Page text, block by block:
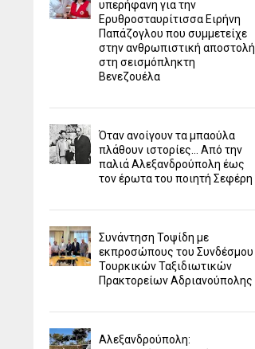
υπερήφανη για την
Ερυθροσταυρίτισσα Ειρήνη
Παπάζογλου που συμμετείχε
στην ανθρωπιστική αποστολή
στη σεισμόπληκτη
Βενεζουέλα
Όταν ανοίγουν τα μπαούλα
πλάθουν ιστορίες... Από την
παλιά Αλεξανδρούπολη έως
τον έρωτα του ποιητή Σεφέρη
Συνάντηση Τοψίδη με
εκπροσώπους του Συνδέσμου
Τουρκικών Ταξιδιωτικών
Πρακτορείων Αδριανούπολης
Αλεξανδρούπολη: